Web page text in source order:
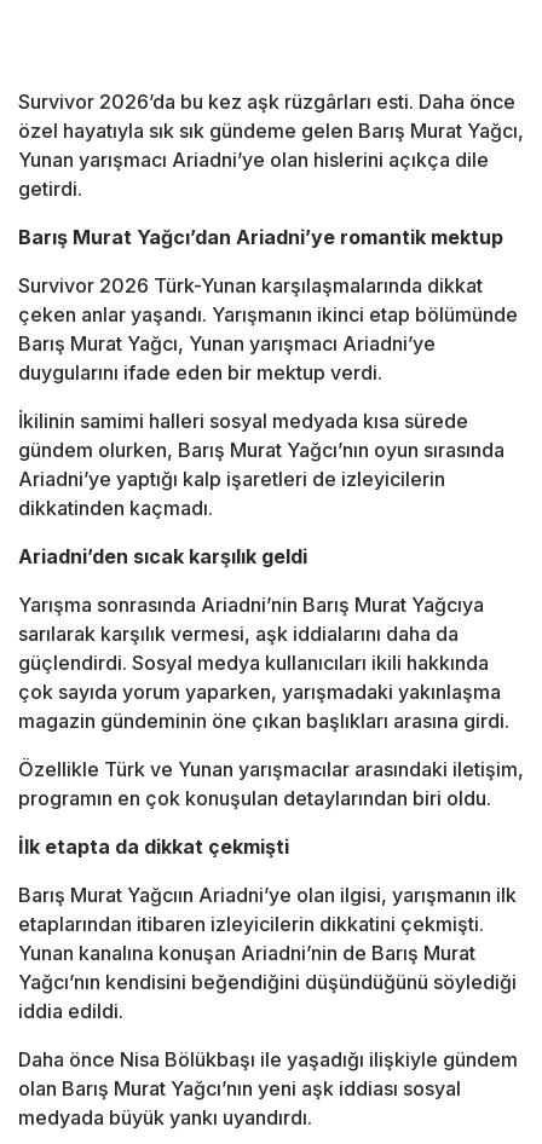
Survivor 2026’da bu kez aşk rüzgârları esti. Daha önce
özel hayatıyla sık sık gündeme gelen Barış Murat Yağcı,
Yunan yarışmacı Ariadni’ye olan hislerini açıkça dile
getirdi.
Barış Murat Yağcı’dan Ariadni’ye romantik mektup
Survivor 2026 Türk-Yunan karşılaşmalarında dikkat
çeken anlar yaşandı. Yarışmanın ikinci etap bölümünde
Barış Murat Yağcı, Yunan yarışmacı Ariadni’ye
duygularını ifade eden bir mektup verdi.
İkilinin samimi halleri sosyal medyada kısa sürede
gündem olurken, Barış Murat Yağcı’nın oyun sırasında
Ariadni’ye yaptığı kalp işaretleri de izleyicilerin
dikkatinden kaçmadı.
Ariadni’den sıcak karşılık geldi
Yarışma sonrasında Ariadni’nin Barış Murat Yağcıya
sarılarak karşılık vermesi, aşk iddialarını daha da
güçlendirdi. Sosyal medya kullanıcıları ikili hakkında
çok sayıda yorum yaparken, yarışmadaki yakınlaşma
magazin gündeminin öne çıkan başlıkları arasına girdi.
Özellikle Türk ve Yunan yarışmacılar arasındaki iletişim,
programın en çok konuşulan detaylarından biri oldu.
İlk etapta da dikkat çekmişti
Barış Murat Yağcıın Ariadni’ye olan ilgisi, yarışmanın ilk
etaplarından itibaren izleyicilerin dikkatini çekmişti.
Yunan kanalına konuşan Ariadni’nin de Barış Murat
Yağcı’nın kendisini beğendiğini düşündüğünü söylediği
iddia edildi.
Daha önce Nisa Bölükbaşı ile yaşadığı ilişkiyle gündem
olan Barış Murat Yağcı’nın yeni aşk iddiası sosyal
medyada büyük yankı uyandırdı.